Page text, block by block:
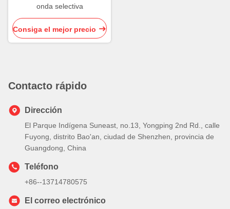
onda selectiva
Consiga el mejor precio
Contacto rápido
Dirección
El Parque Indígena Suneast, no.13, Yongping 2nd Rd., calle
Fuyong, distrito Bao'an, ciudad de Shenzhen, provincia de
Guangdong, China
Teléfono
+86--13714780575
El correo electrónico